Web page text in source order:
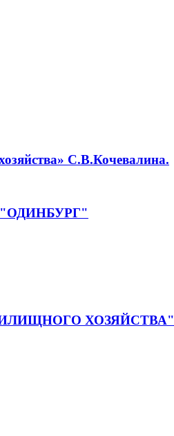
С.В.Кочевалина.
"ОДИНБУРГ"
ХОЗЯЙСТВА"